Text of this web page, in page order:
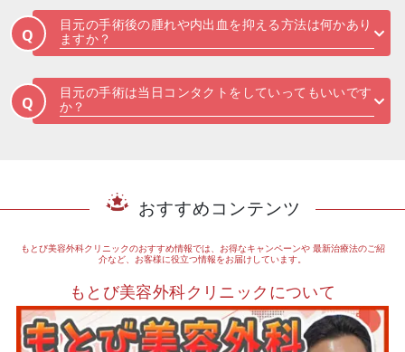
Q
目元の手術後の腫れや内出血を抑える方法は何かあり
ますか？
Q
目元の手術は当日コンタクトをしていってもいいです
か？
おすすめコンテンツ
もとび美容外科クリニックのおすすめ情報では、お得なキャンペーンや最新治療法のご紹
介など、お客様に役立つ情報をお届けしています。
もとび美容外科クリニックについて